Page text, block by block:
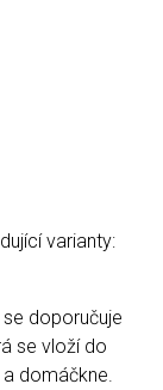
varianty:
doporučuje
se vloží do
domáčkne.